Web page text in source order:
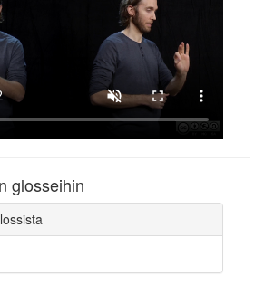
glosseihin